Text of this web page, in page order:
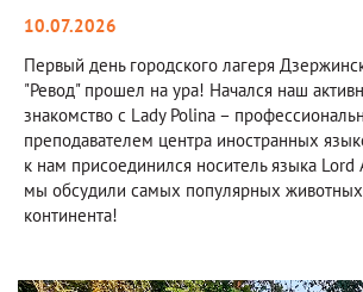
10.07.2026
Первый день городского лагеря
"Ревод" прошел на ура! Начался наш
знакомство с Lady Polina –
преподавателем центра иностранных
к нам присоединился носитель языка Lord
мы обсудили самых популярных
континента!